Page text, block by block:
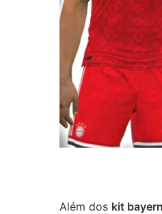
Além dos kit